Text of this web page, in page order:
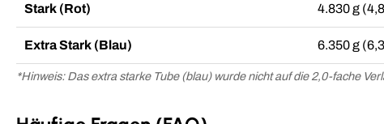
Stark (Rot) 4.830 g
Extra Stark (Blau) 6.350 g
*Hinweis: Das extra starke Tube (blau) wurde nicht auf die 2,0-fache